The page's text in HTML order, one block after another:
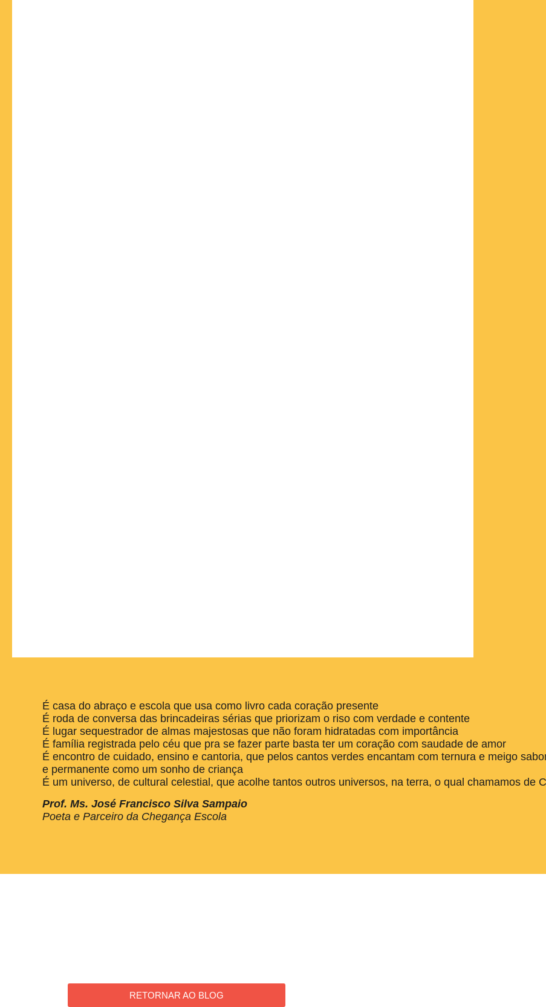
É casa do abraço e escola que usa como livro cada coração presente
É roda de conversa das brincadeiras sérias que priorizam o riso com verdade e contente
É lugar sequestrador de almas majestosas que não foram hidratadas com importância
É família registrada pelo céu que pra se fazer parte basta ter um coração com saudade de amor
É encontro de cuidado, ensino e cantoria, que pelos cantos verdes encantam com ternura e meigo
e permanente como um sonho de criança
É um universo, de cultural celestial, que acolhe tantos outros universos, na terra, o qual chamamos de
Prof. Ms. José Francisco Silva Sampaio
Poeta e Parceiro da Chegança Escola
RETORNAR AO BLOG